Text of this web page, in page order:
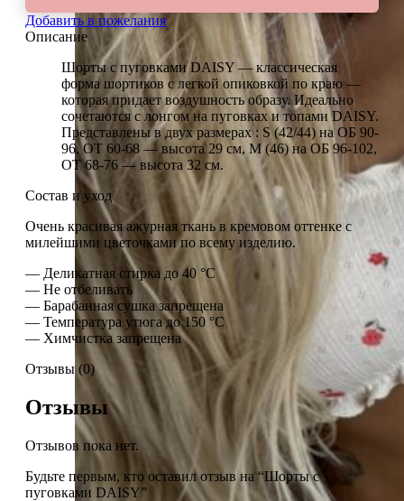
Добавить в пожелания
Описание
Шорты с пуговками DAISY — классическая
форма шортиков с легкой опиковкой по краю —
которая придает воздушность образу. Идеально
сочетаются с лонгом на пуговках и топами DAISY.
Представлены в двух размерах : S (42/44) на ОБ 90-
96, ОТ 60-68 — высота 29 см, М (46) на ОБ 96-102,
ОТ 68-76 — высота 32 см.
Состав и уход
Очень красивая ажурная ткань в кремовом оттенке с
милейшими цветочками по всему изделию.
— Деликатная стирка до 40 °C
— Не отбеливать
— Барабанная сушка запрещена
— Температура утюга до 150 °C
— Химчистка запрещена
Отзывы (0)
Отзывы
Отзывов пока нет.
Будьте первым, кто оставил отзыв на “Шорты с
пуговками DAISY”